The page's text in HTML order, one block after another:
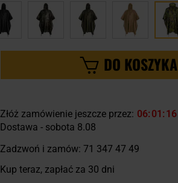
DO KOSZYKA
Złóż zamówienie jeszcze przez: 06 01 15
Dostawa - sobota 8.08
Zadzwoń i zamów: 71 347 47 49
Kup teraz, zapłać za 30 dni